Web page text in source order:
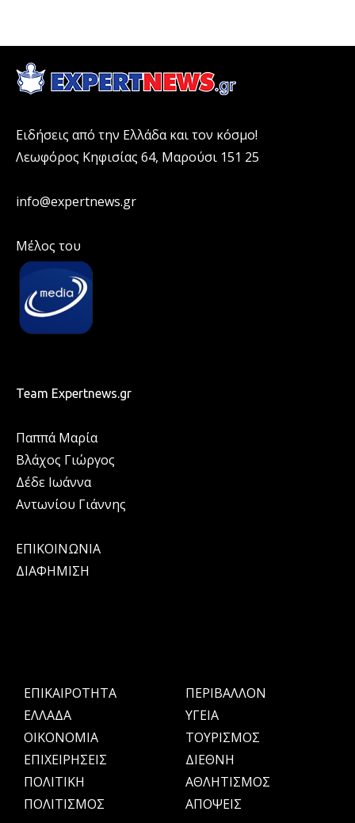
Ειδήσεις από την Ελλάδα και τον κόσμο!
Λεωφόρος Κηφισίας 64, Μαρούσι 151 25
info@expertnews.gr
Μέλος του
Team Expertnews.gr
Παππά Μαρία
Βλάχος Γιώργος
Δέδε Ιωάννα
Αντωνίου Γιάννης
ΕΠΙΚΟΙΝΩΝΙΑ
ΔΙΑΦΗΜΙΣΗ
ΕΠΙΚΑΙΡΟΤΗΤΑ
ΕΛΛΑΔΑ
OIKONOMIA
ΕΠΙΧΕΙΡΗΣΕΙΣ
ΠΟΛΙΤΙΚΗ
ΠΟΛΙΤΙΣΜΟΣ
ΠΕΡΙΒΑΛΛΟΝ
ΥΓΕΙΑ
ΤΟΥΡΙΣΜΟΣ
ΔΙΕΘΝΗ
ΑΘΛΗΤΙΣΜΟΣ
ΑΠΟΨΕΙΣ